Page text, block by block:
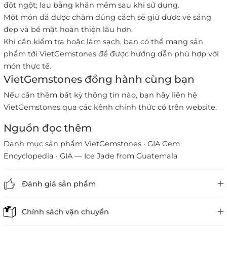
đột ngột; lau bằng khăn mềm sau khi sử dụng.
Một món đá được chăm đúng cách sẽ giữ được vẻ sáng
đẹp và bề mặt hoàn thiện lâu hơn.
Khi cần kiểm tra hoặc làm sạch, bạn có thể mang sản
phẩm tới VietGemstones để được hướng dẫn phù hợp với
món thực tế.
VietGemstones đồng hành cùng bạn
Nếu cần thêm bất kỳ thông tin nào, bạn hãy liên hệ
VietGemstones qua các kênh chính thức có trên website.
Nguồn đọc thêm
Danh mục sản phẩm VietGemstones · GIA Gem
Encyclopedia · GIA — Ice Jade from Guatemala
Đánh giá sản phẩm
Chính sách vận chuyển